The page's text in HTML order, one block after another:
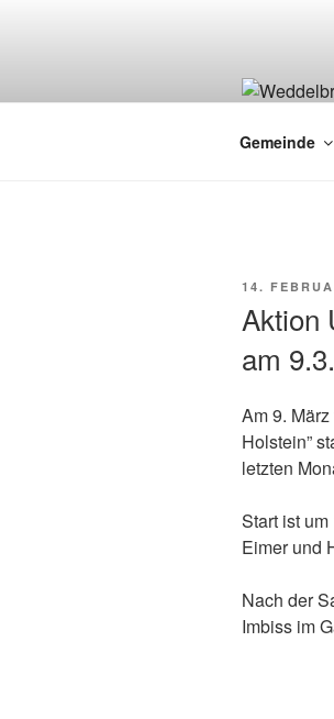
Gemeinde
14.
Aktion
am
Am 9.
Holstein”
letzten
Start ist
Eimer und
Nach der
Imbiss im